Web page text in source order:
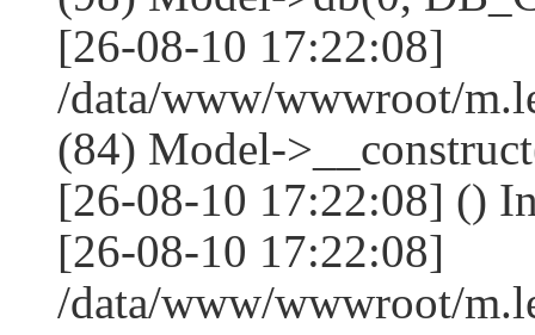
[26-08-10 17:22:08]
/data/www/wwwroot/
(84) Model-
[26-08-10 17:22:08] ()
[26-08-10 17:22:08]
/data/www/wwwroot/